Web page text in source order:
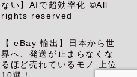
ない】AIで超効率化 ©All
rights reserved
【 eBay 輸出】日本から世
界へ、発送が止まらなくな
るほど売れているモノ 上位